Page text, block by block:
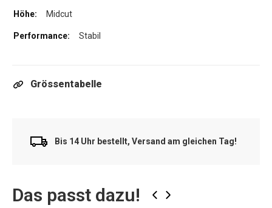
Midcut
Stabil
Grössentabelle
Bis 14 Uhr bestellt, Versand am gleichen Tag!
Das passt dazu! ‹ ›